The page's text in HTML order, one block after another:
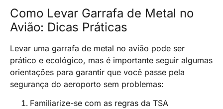
Como Levar Garrafa de Metal no
Avião: Dicas Práticas
Levar uma garrafa de metal no avião pode ser
prático e ecológico, mas é importante seguir algumas
orientações para garantir que você passe pela
segurança do aeroporto sem problemas:
Familiarize-se com as regras da TSA